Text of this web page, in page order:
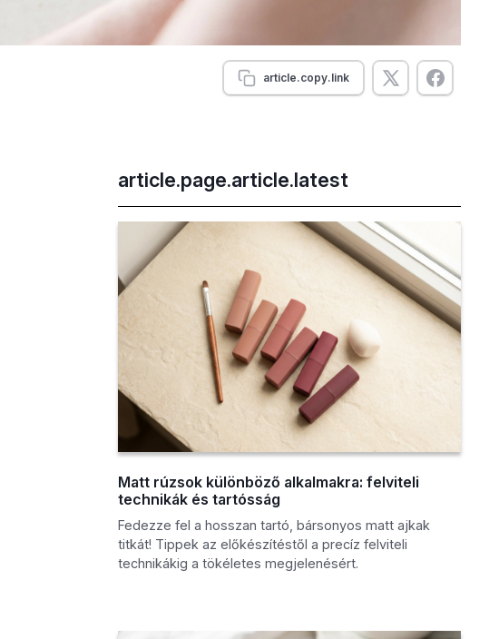
article.copy.link
article.page.article.latest
Matt rúzsok különböző alkalmakra: felviteli
technikák és tartósság
Fedezze fel a hosszan tartó, bársonyos matt ajkak
titkát! Tippek az előkészítéstől a precíz felviteli
technikákig a tökéletes megjelenésért.